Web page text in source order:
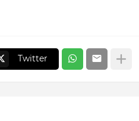
Twitter